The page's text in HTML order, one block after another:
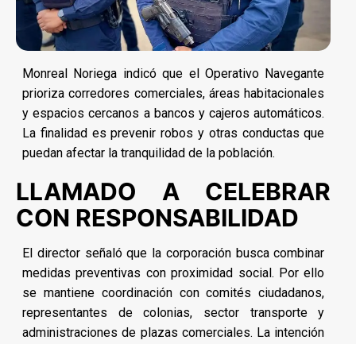
Monreal Noriega indicó que el Operativo Navegante
prioriza corredores comerciales, áreas habitacionales
y espacios cercanos a bancos y cajeros automáticos.
La finalidad es prevenir robos y otras conductas que
puedan afectar la tranquilidad de la población.
LLAMADO A CELEBRAR
CON RESPONSABILIDAD
El director señaló que la corporación busca combinar
medidas preventivas con proximidad social. Por ello
se mantiene coordinación con comités ciudadanos,
representantes de colonias, sector transporte y
administraciones de plazas comerciales. La intención